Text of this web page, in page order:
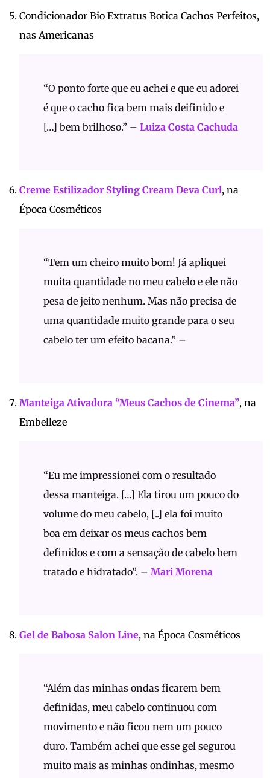
Condicionador Bio Extratus Botica Cachos Perfeitos,
nas Americanas
“O ponto forte que eu achei e que eu adorei
é que o cacho fica bem mais deifinido e
[…] bem brilhoso.” – Luiza Costa Cachuda
Creme Estilizador Styling Cream Deva Curl, na
Época Cosméticos
“Tem um cheiro muito bom! Já apliquei
muita quantidade no meu cabelo e ele não
pesa de jeito nenhum. Mas não precisa de
uma quantidade muito grande para o seu
cabelo ter um efeito bacana.” –
Manteiga Ativadora “Meus Cachos de Cinema”, na
Embelleze
“Eu me impressionei com o resultado
dessa manteiga. […] Ela tirou um pouco do
volume do meu cabelo, [..] ela foi muito
boa em deixar os meus cachos bem
definidos e com a sensação de cabelo bem
tratado e hidratado”. – Mari Morena
Gel de Babosa Salon Line, na Época Cosméticos
“Além das minhas ondas ficarem bem
definidas, meu cabelo continuou com
movimento e não ficou nem um pouco
duro. Também achei que esse gel segurou
muito mais as minhas ondinhas, mesmo